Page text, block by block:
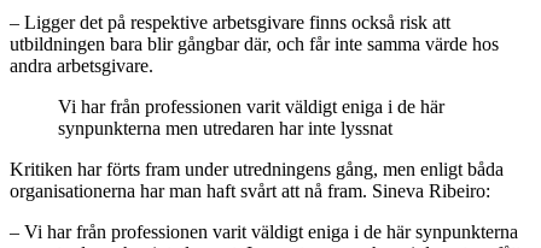
– Ligger det på respektive arbetsgivare finns också risk att
utbildningen bara blir gångbar där, och får inte samma värde hos
andra arbetsgivare.
Vi har från professionen varit väldigt eniga i de här
synpunkterna men utredaren har inte lyssnat
Kritiken har förts fram under utredningens gång, men enligt båda
organisationerna har man haft svårt att nå fram. Sineva Ribeiro:
– Vi har från professionen varit väldigt eniga i de här synpunkterna